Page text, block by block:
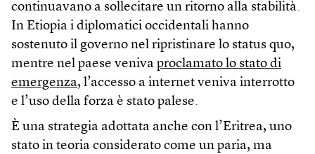
continuavano a sollecitare un ritorno alla stabilità.
In Etiopia i diplomatici occidentali hanno
sostenuto il governo nel ripristinare lo status quo,
mentre nel paese veniva proclamato lo stato di
emergenza, l’accesso a internet veniva interrotto
e l’uso della forza è stato palese.
È una strategia adottata anche con l’Eritrea, uno
stato in teoria considerato come un paria, ma